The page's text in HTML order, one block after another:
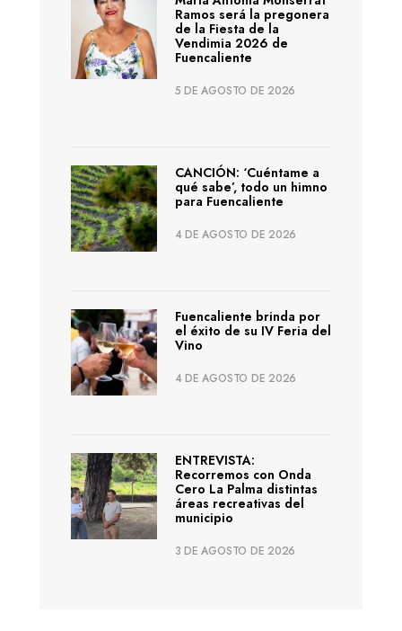
Ramos será la pregonera
de la Fiesta de la
Vendimia 2026 de
Fuencaliente
5 DE AGOSTO DE 2026
CANCIÓN: ‘Cuéntame a
qué sabe’, todo un himno
para Fuencaliente
4 DE AGOSTO DE 2026
Fuencaliente brinda por
el éxito de su IV Feria del
Vino
4 DE AGOSTO DE 2026
ENTREVISTA:
Recorremos con Onda
Cero La Palma distintas
áreas recreativas del
municipio
3 DE AGOSTO DE 2026